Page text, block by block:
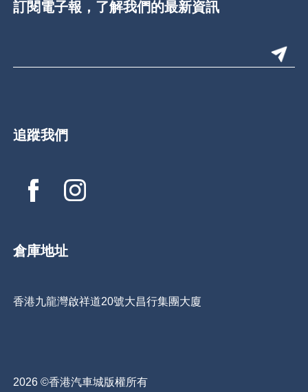
訂閱電子報，了解我們的最新資訊
追蹤我們
倉庫地址
香港九龍灣啟祥道20號大昌行集團大廈
2026 ©香港汽車城版權所有